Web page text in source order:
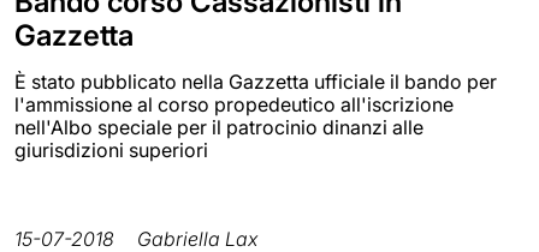
Gazzetta
È stato pubblicato nella Gazzetta ufficiale il bando per
l'ammissione al corso propedeutico all'iscrizione
nell'Albo speciale per il patrocinio dinanzi alle
giurisdizioni superiori
15-07-2018 Gabriella Lax